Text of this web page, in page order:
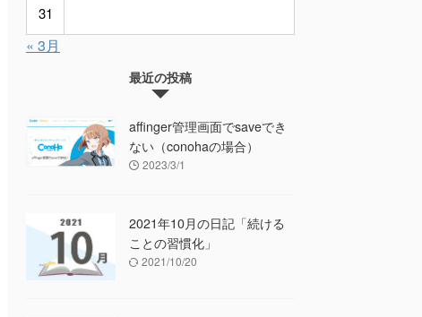
31
« 3月
最近の投稿
affinger管理画面でsaveでき
ない（conohaの場合）
2023/3/1
2021年10月の日記「続ける
ことの習慣化」
2021/10/20